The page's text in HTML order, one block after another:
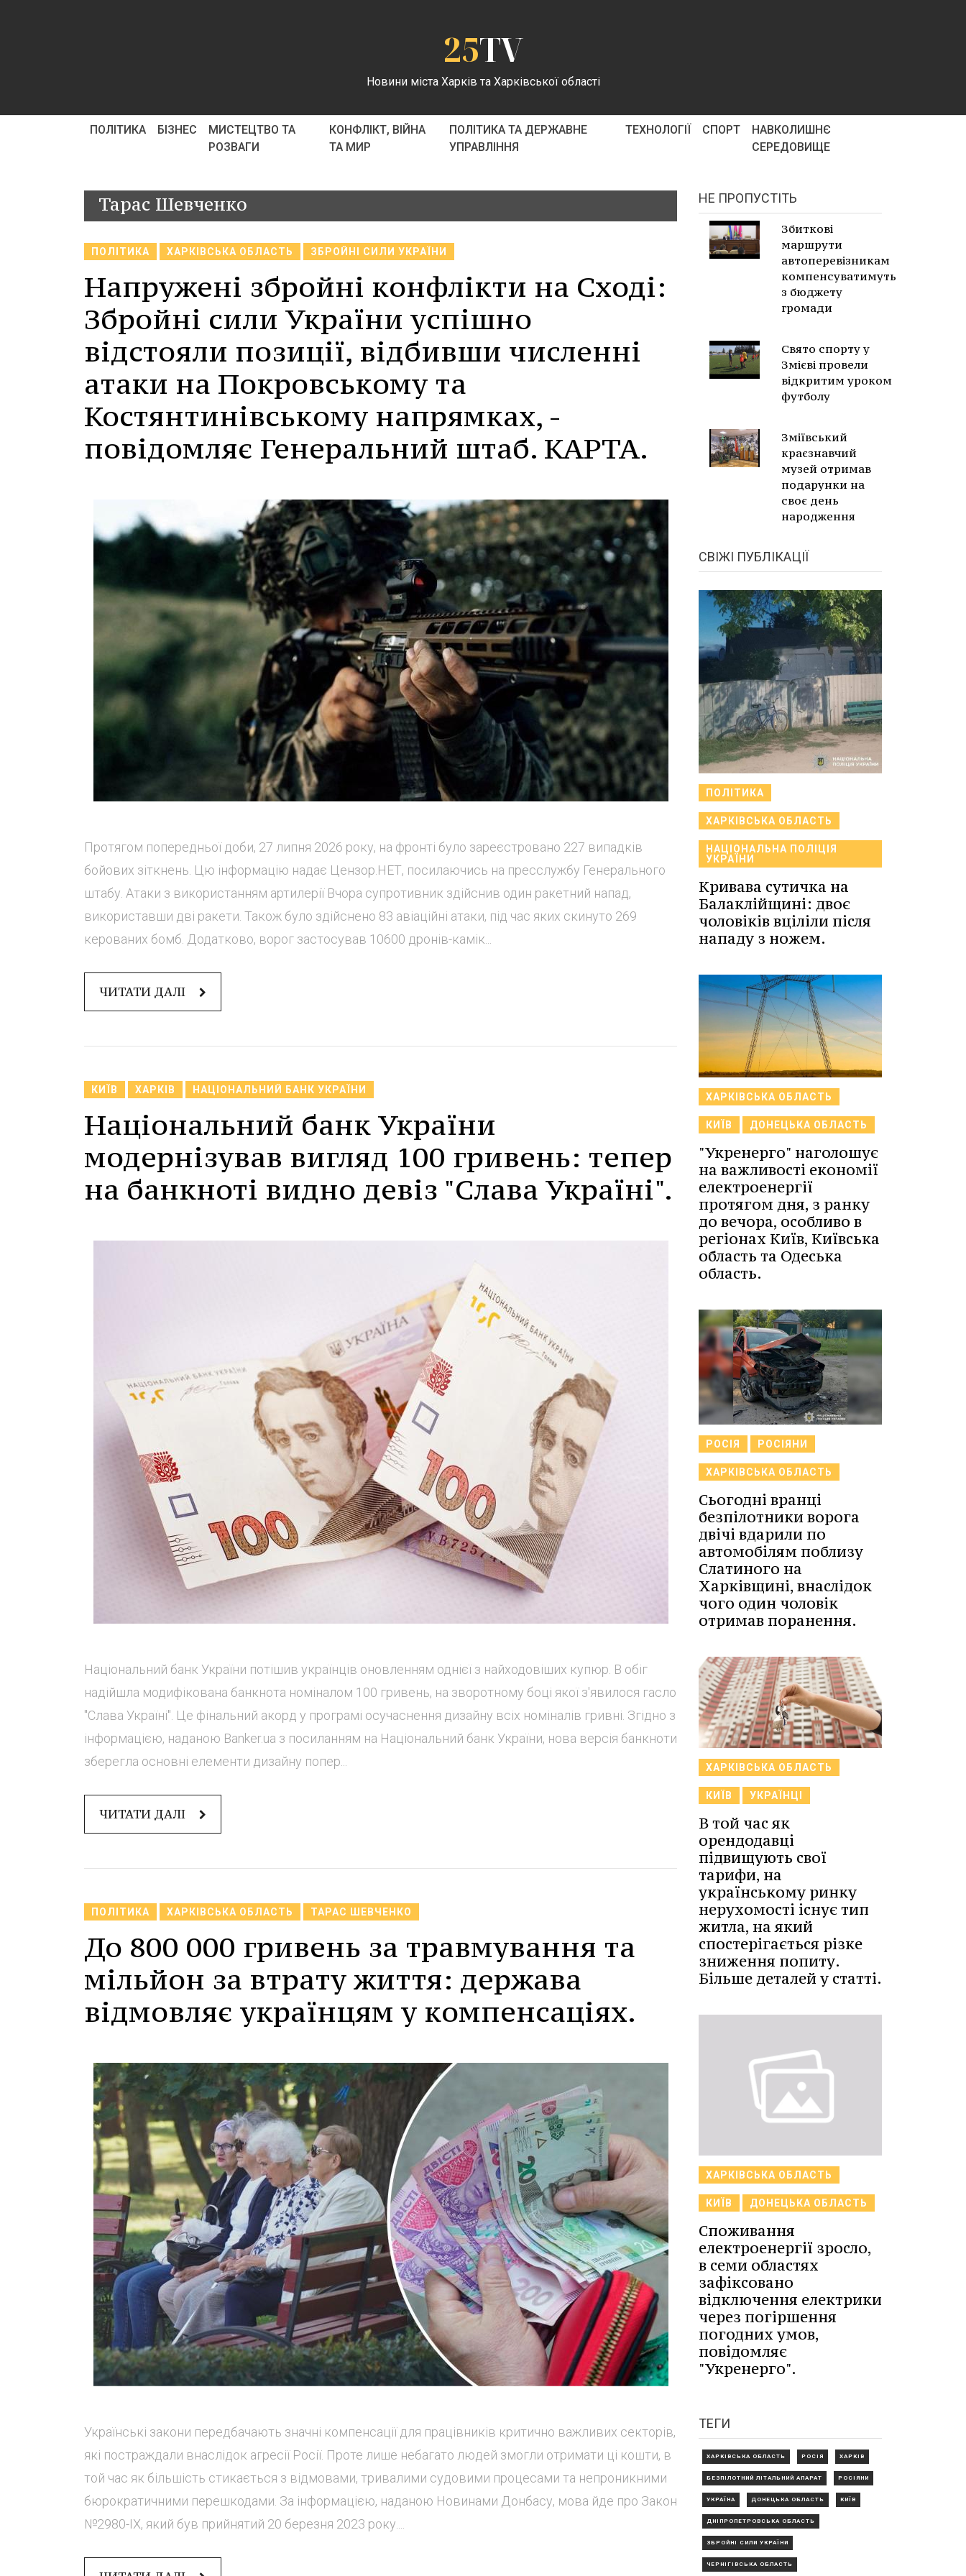
25TV
Новини міста Харків та Харківської області
ПОЛІТИКА БІЗНЕС
МИСТЕЦТВО ТА
РОЗВАГИ
КОНФЛІКТ, ВІЙНА
ТА МИР
ПОЛІТИКА ТА ДЕРЖАВНЕ
УПРАВЛІННЯ
ТЕХНОЛОГІЇ СПОРТ
НАВКОЛИШНЄ
СЕРЕДОВИЩЕ
Тарас Шевченко
ПОЛІТИКА ХАРКІВСЬКА ОБЛАСТЬ ЗБРОЙНІ СИЛИ УКРАЇНИ
Напружені збройні конфлікти на Сході:
Збройні сили України успішно
відстояли позиції, відбивши численні
атаки на Покровському та
Костянтинівському напрямках, -
повідомляє Генеральний штаб. КАРТА.
Протягом попередньої доби, 27 липня 2026 року, на фронті було зареєстровано 227 випадків
бойових зіткнень. Цю інформацію надає Цензор.НЕТ, посилаючись на пресслужбу Генерального
штабу. Атаки з використанням артилерії Вчора супротивник здійснив один ракетний напад,
використавши дві ракети. Також було здійснено 83 авіаційні атаки, під час яких скинуто 269
керованих бомб. Додатково, ворог застосував 10600 дронів-камік...
ЧИТАТИ ДАЛІ
КИЇВ ХАРКІВ НАЦІОНАЛЬНИЙ БАНК УКРАЇНИ
Національний банк України
модернізував вигляд 100 гривень: тепер
на банкноті видно девіз "Слава Україні".
Національний банк України потішив українців оновленням однієї з найходовіших купюр. В обіг
надійшла модифікована банкнота номіналом 100 гривень, на зворотному боці якої з'явилося гасло
"Слава Україні". Це фінальний акорд у програмі осучаснення дизайну всіх номіналів гривні. Згідно з
інформацією, наданою Banker.ua з посиланням на Національний банк України, нова версія банкноти
зберегла основні елементи дизайну попер...
ЧИТАТИ ДАЛІ
ПОЛІТИКА ХАРКІВСЬКА ОБЛАСТЬ ТАРАС ШЕВЧЕНКО
До 800 000 гривень за травмування та
мільйон за втрату життя: держава
відмовляє українцям у компенсаціях.
Українські закони передбачають значні компенсації для працівників критично важливих секторів,
які постраждали внаслідок агресії Росії. Проте лише небагато людей змогли отримати ці кошти, в
той час як більшість стикається з відмовами, тривалими судовими процесами та непроникними
бюрократичними перешкодами. За інформацією, наданою Новинами Донбасу, мова йде про Закон
№2980-IX, який був прийнятий 20 березня 2023 року....
НЕ ПРОПУСТІТЬ
Збиткові
маршрути
автоперевізникам
компенсуватимуть
з бюджету
громади
Свято спорту у
Змієві провели
відкритим уроком
футболу
Зміївський
краєзнавчий
музей отримав
подарунки на
своє день
народження
СВІЖІ ПУБЛІКАЦІЇ
ПОЛІТИКА
ХАРКІВСЬКА ОБЛАСТЬ
НАЦІОНАЛЬНА ПОЛІЦІЯ
УКРАЇНИ
Кривава сутичка на
Балаклійщині: двоє
чоловіків вціліли після
нападу з ножем.
ХАРКІВСЬКА ОБЛАСТЬ
КИЇВ ДОНЕЦЬКА ОБЛАСТЬ
"Укренерго" наголошує
на важливості економії
електроенергії
протягом дня, з ранку
до вечора, особливо в
регіонах Київ, Київська
область та Одеська
область.
РОСІЯ РОСІЯНИ
ХАРКІВСЬКА ОБЛАСТЬ
Сьогодні вранці
безпілотники ворога
двічі вдарили по
автомобілям поблизу
Слатиного на
Харківщині, внаслідок
чого один чоловік
отримав поранення.
ХАРКІВСЬКА ОБЛАСТЬ
КИЇВ УКРАЇНЦІ
В той час як
орендодавці
підвищують свої
тарифи, на
українському ринку
нерухомості існує тип
житла, на який
спостерігається різке
зниження попиту.
Більше деталей у статті.
ХАРКІВСЬКА ОБЛАСТЬ
КИЇВ ДОНЕЦЬКА ОБЛАСТЬ
Споживання
електроенергії зросло,
в семи областях
зафіксовано
відключення електрики
через погіршення
погодних умов,
повідомляє
"Укренерго".
ТЕГИ
ХАРКІВСЬКА ОБЛАСТЬ РОСІЯ ХАРКІВ
БЕЗПІЛОТНИЙ ЛІТАЛЬНИЙ АПАРАТ РОСІЯНИ
УКРАЇНА ДОНЕЦЬКА ОБЛАСТЬ КИЇВ
ДНІПРОПЕТРОВСЬКА ОБЛАСТЬ
ЗБРОЙНІ СИЛИ УКРАЇНИ
ЧЕРНІГІВСЬКА ОБЛАСТЬ